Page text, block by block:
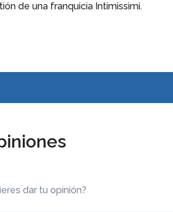
de una franquicia Intimissimi.
dar tu opinión?